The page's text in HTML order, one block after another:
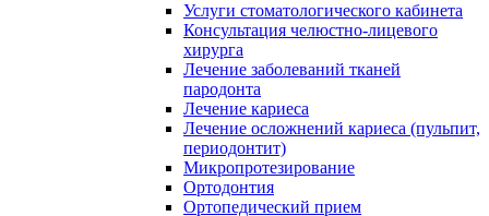
Услуги стоматологического кабинета
Консультация челюстно-лицевого
хирурга
Лечение заболеваний тканей
пародонта
Лечение кариеса
Лечение осложнений кариеса (пульпит,
периодонтит)
Микропротезирование
Ортодонтия
Ортопедический прием